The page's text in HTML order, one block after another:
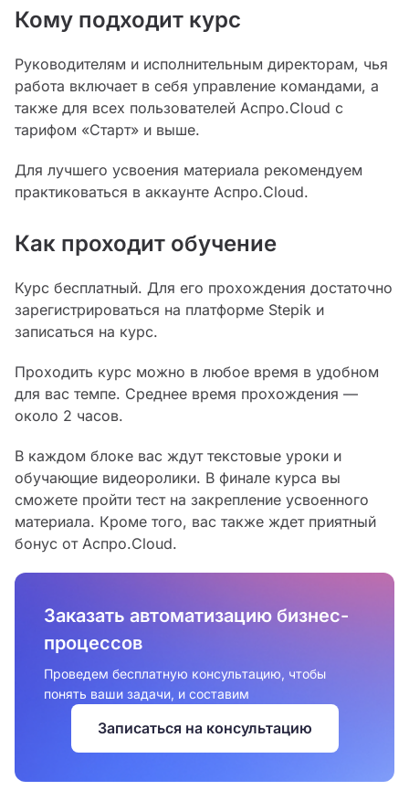
Кому подходит курс
Руководителям и исполнительным директорам, чья
работа включает в себя управление командами, а
также для всех пользователей Аспро.Cloud с
тарифом «Старт» и выше.
Для лучшего усвоения материала рекомендуем
практиковаться в аккаунте Аспро.Cloud.
Как проходит обучение
Курс бесплатный. Для его прохождения достаточно
зарегистрироваться на платформе Stepik и
записаться на курс.
Проходить курс можно в любое время в удобном
для вас темпе. Среднее время прохождения —
около 2 часов.
В каждом блоке вас ждут текстовые уроки и
обучающие видеоролики. В финале курса вы
сможете пройти тест на закрепление усвоенного
материала. Кроме того, вас также ждет приятный
бонус от Аспро.Cloud.
Заказать автоматизацию бизнес-
процессов
Проведем бесплатную консультацию, чтобы
понять ваши задачи, и составим
Записаться на консультацию